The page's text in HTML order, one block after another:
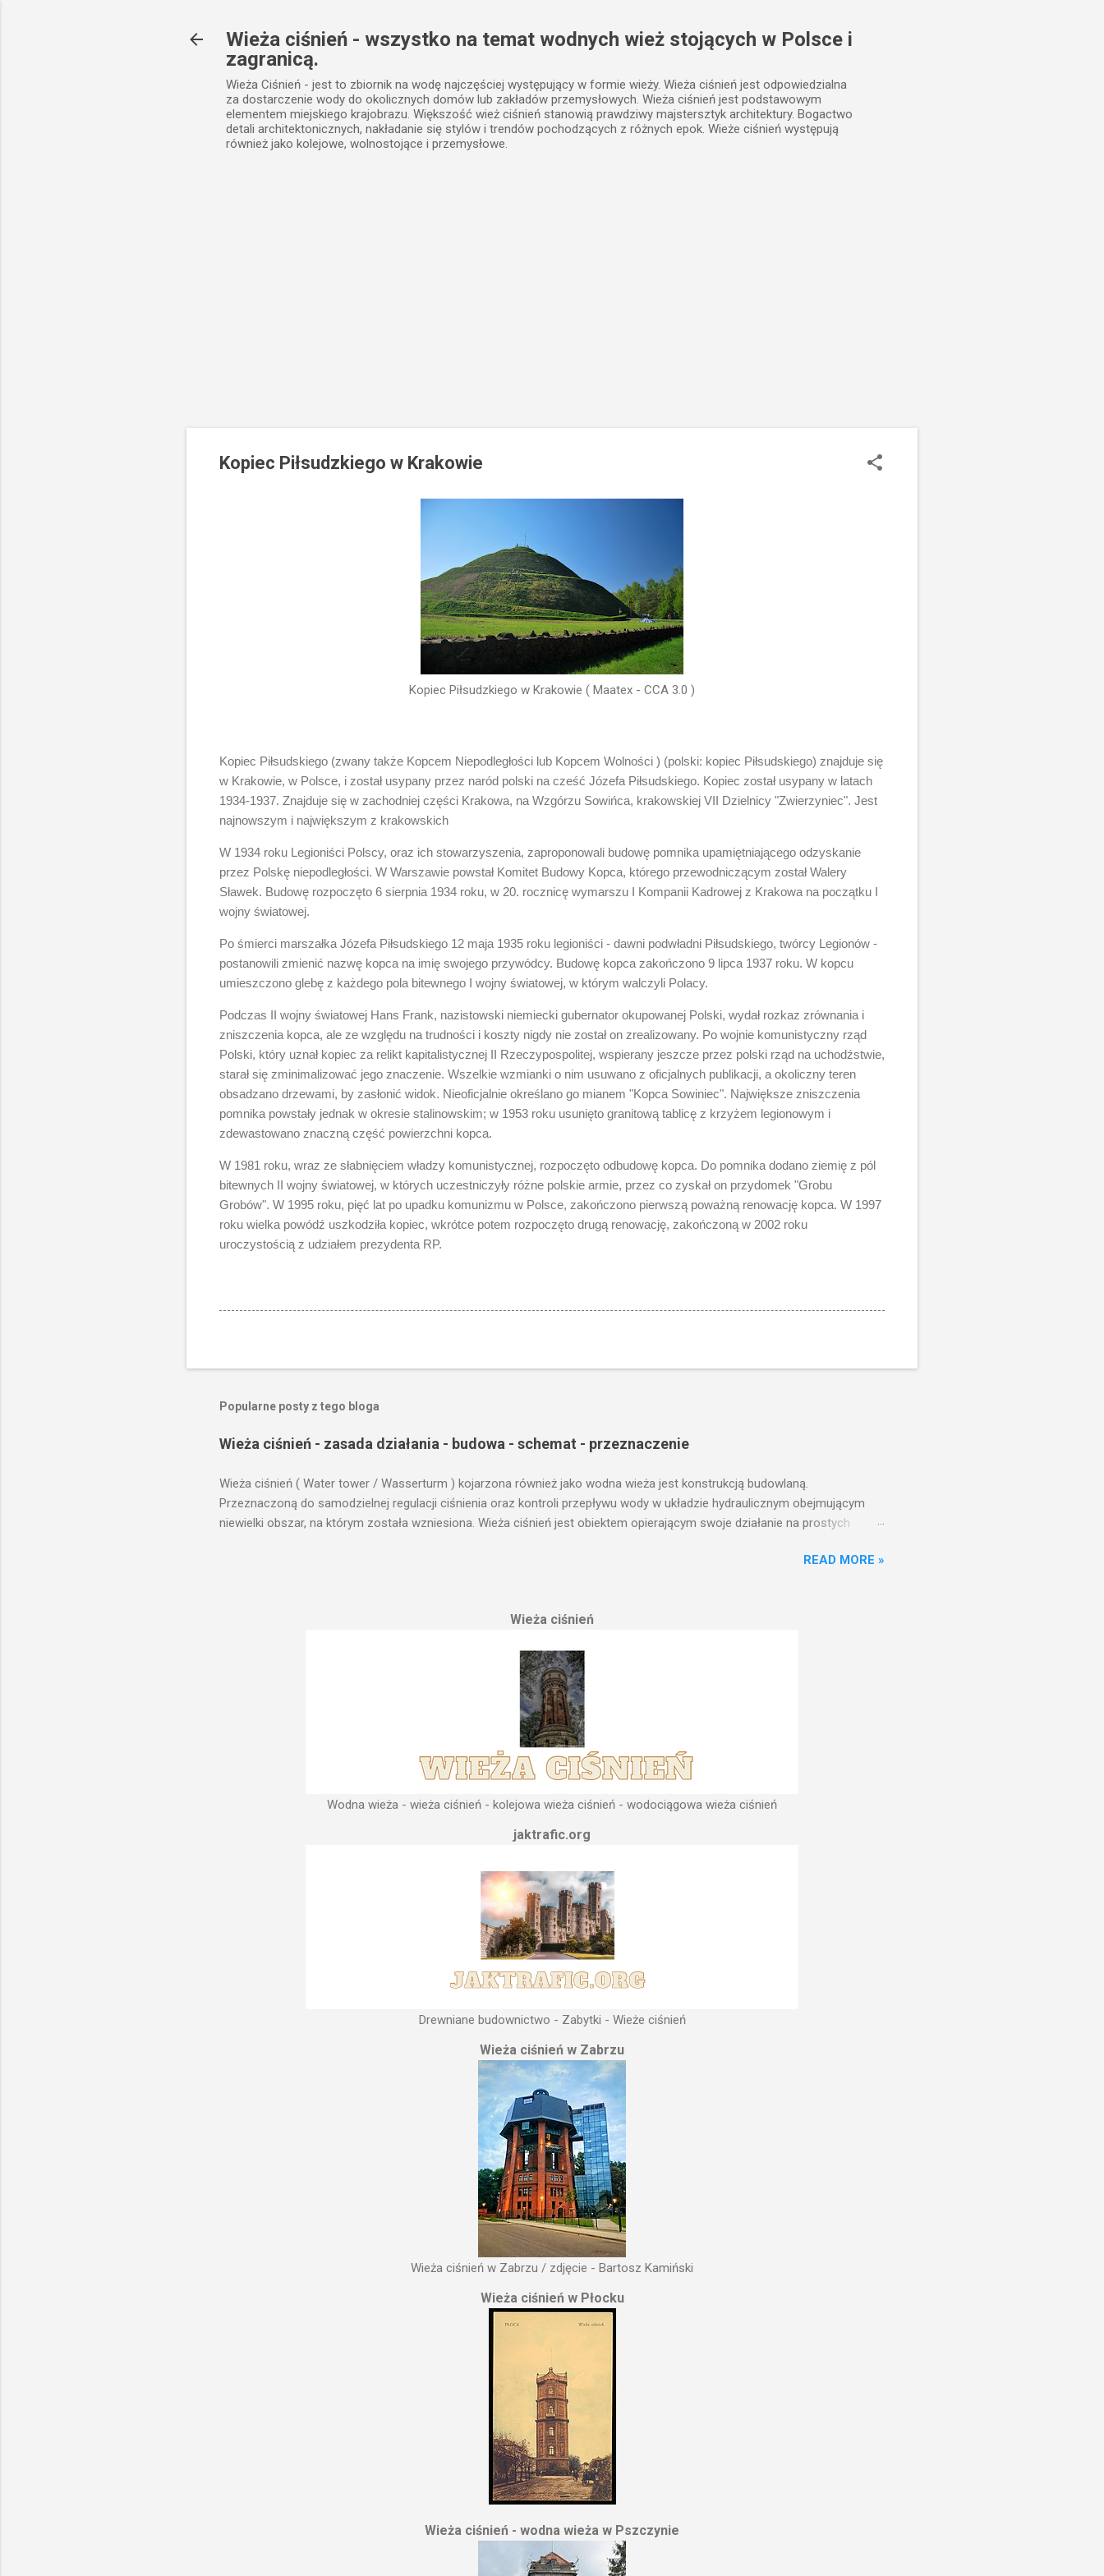
Wieża ciśnień - wszystko na temat wodnych wież stojących w Polsce i
zagranicą.
Wieża Ciśnień - jest to zbiornik na wodę najczęściej występujący w formie wieży. Wieża ciśnień jest odpowiedzialna
za dostarczenie wody do okolicznych domów lub zakładów przemysłowych. Wieża ciśnień jest podstawowym
elementem miejskiego krajobrazu. Większość wież ciśnień stanowią prawdziwy majstersztyk architektury. Bogactwo
detali architektonicznych, nakładanie się stylów i trendów pochodzących z różnych epok. Wieże ciśnień występują
również jako kolejowe, wolnostojące i przemysłowe.
Kopiec Piłsudzkiego w Krakowie
Kopiec Piłsudzkiego w Krakowie ( Maatex - CCA 3.0 )
Kopiec Piłsudskiego (zwany także Kopcem Niepodległości lub Kopcem Wolności ) (polski: kopiec Piłsudskiego) znajduje się
w Krakowie, w Polsce, i został usypany przez naród polski na cześć Józefa Piłsudskiego. Kopiec został usypany w latach
1934-1937. Znajduje się w zachodniej części Krakowa, na Wzgórzu Sowińca, krakowskiej VII Dzielnicy "Zwierzyniec". Jest
najnowszym i największym z krakowskich
W 1934 roku Legioniści Polscy, oraz ich stowarzyszenia, zaproponowali budowę pomnika upamiętniającego odzyskanie
przez Polskę niepodległości. W Warszawie powstał Komitet Budowy Kopca, którego przewodniczącym został Walery
Sławek. Budowę rozpoczęto 6 sierpnia 1934 roku, w 20. rocznicę wymarszu I Kompanii Kadrowej z Krakowa na początku I
wojny światowej.
Po śmierci marszałka Józefa Piłsudskiego 12 maja 1935 roku legioniści - dawni podwładni Piłsudskiego, twórcy Legionów -
postanowili zmienić nazwę kopca na imię swojego przywódcy. Budowę kopca zakończono 9 lipca 1937 roku. W kopcu
umieszczono glebę z każdego pola bitewnego I wojny światowej, w którym walczyli Polacy.
Podczas II wojny światowej Hans Frank, nazistowski niemiecki gubernator okupowanej Polski, wydał rozkaz zrównania i
zniszczenia kopca, ale ze względu na trudności i koszty nigdy nie został on zrealizowany. Po wojnie komunistyczny rząd
Polski, który uznał kopiec za relikt kapitalistycznej II Rzeczypospolitej, wspierany jeszcze przez polski rząd na uchodźstwie,
starał się zminimalizować jego znaczenie. Wszelkie wzmianki o nim usuwano z oficjalnych publikacji, a okoliczny teren
obsadzano drzewami, by zasłonić widok. Nieoficjalnie określano go mianem "Kopca Sowiniec". Największe zniszczenia
pomnika powstały jednak w okresie stalinowskim; w 1953 roku usunięto granitową tablicę z krzyżem legionowym i
zdewastowano znaczną część powierzchni kopca.
W 1981 roku, wraz ze słabnięciem władzy komunistycznej, rozpoczęto odbudowę kopca. Do pomnika dodano ziemię z pól
bitewnych II wojny światowej, w których uczestniczyły różne polskie armie, przez co zyskał on przydomek "Grobu
Grobów". W 1995 roku, pięć lat po upadku komunizmu w Polsce, zakończono pierwszą poważną renowację kopca. W 1997
roku wielka powódź uszkodziła kopiec, wkrótce potem rozpoczęto drugą renowację, zakończoną w 2002 roku
uroczystością z udziałem prezydenta RP.
Popularne posty z tego bloga
Wieża ciśnień - zasada działania - budowa - schemat - przeznaczenie
Wieża ciśnień ( Water tower / Wasserturm ) kojarzona również jako wodna wieża jest konstrukcją budowlaną.
Przeznaczoną do samodzielnej regulacji ciśnienia oraz kontroli przepływu wody w układzie hydraulicznym obejmującym
niewielki obszar, na którym została wzniesiona. Wieża ciśnień jest obiektem opierającym swoje działanie na prostych
zaplanowanej dla sektorów przemysłowych, miejskich oraz kolejowych. Podstawową funkcją wież ciśnień jest zwiększanie
musi zostać wybudowana na najwyższym lokalnym wzniesieniu. Ponieważ gromadząca się woda w zbiorniku wieży ciśnień
READ MORE »
Wieża ciśnień
Wodna wieża - wieża ciśnień - kolejowa wieża ciśnień - wodociągowa wieża ciśnień
jaktrafic.org
Drewniane budownictwo - Zabytki - Wieże ciśnień
Wieża ciśnień w Zabrzu
Wieża ciśnień w Zabrzu / zdjęcie - Bartosz Kamiński
Wieża ciśnień w Płocku
Wieża ciśnień - wodna wieża w Pszczynie